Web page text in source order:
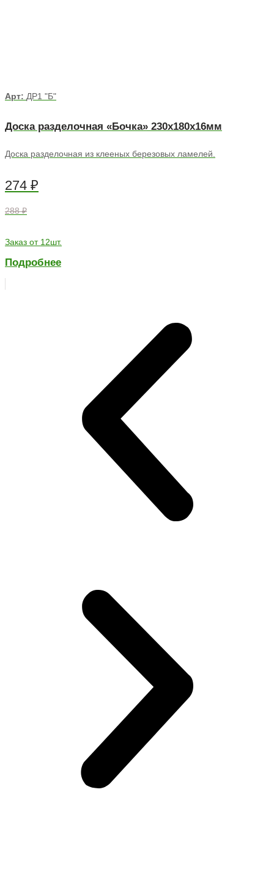
Арт: ДР1 "Б"
Доска разделочная «Бочка» 230х180х16мм
Доска разделочная из клееных березовых ламелей.
274 ₽
288 ₽
Заказ от 12шт.
Подробнее